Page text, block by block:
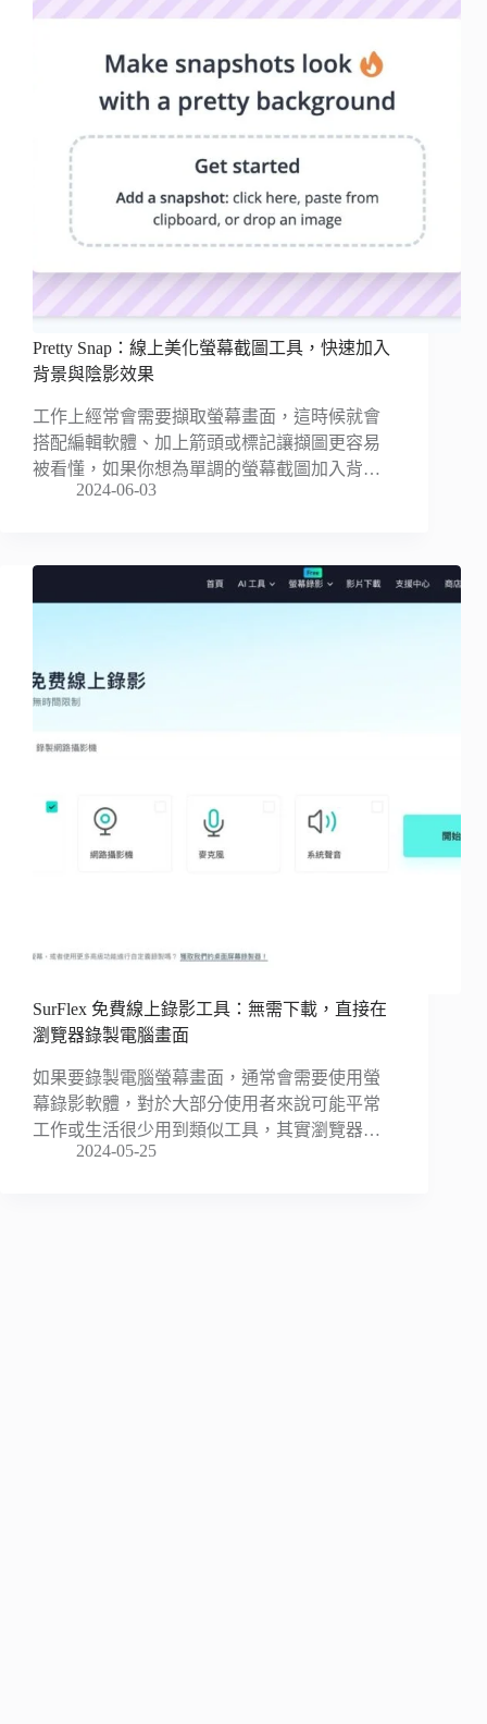
Pretty Snap：線上美化螢幕截圖工具，快速加入
背景與陰影效果
工作上經常會需要擷取螢幕畫面，這時候就會
搭配編輯軟體、加上箭頭或標記讓擷圖更容易
被看懂，如果你想為單調的螢幕截圖加入背…
2024-06-03
SurFlex 免費線上錄影工具：無需下載，直接在
瀏覽器錄製電腦畫面
如果要錄製電腦螢幕畫面，通常會需要使用螢
幕錄影軟體，對於大部分使用者來說可能平常
工作或生活很少用到類似工具，其實瀏覽器…
2024-05-25